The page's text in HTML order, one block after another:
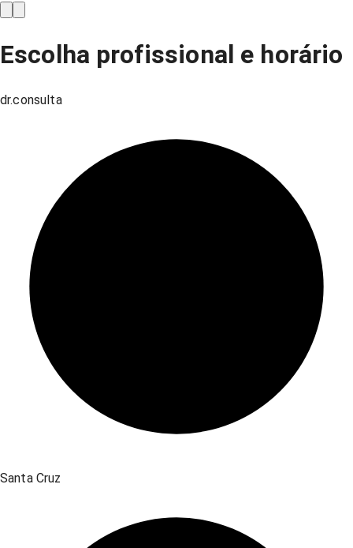
Escolha profissional e horário
dr.consulta
Santa Cruz